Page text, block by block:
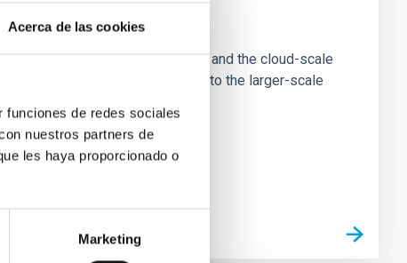
Acerca de las cookies
funciones de redes sociales
nuestros partners de
les haya proporcionado o
Marketing
Scales
of star-forming dense cores and the cloud-scale
appear random with respect to the larger-scale